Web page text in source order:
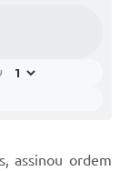
assinou ordem